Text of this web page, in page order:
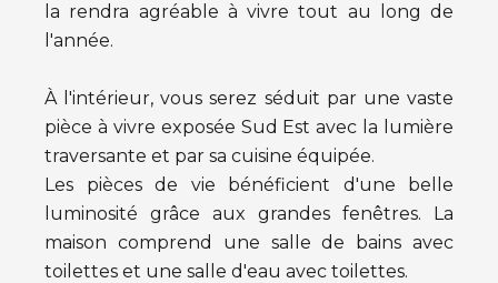
la rendra agréable à vivre tout au long de
l'année.
À l'intérieur, vous serez séduit par une vaste
pièce à vivre exposée Sud Est avec la lumière
traversante et par sa cuisine équipée.
Les pièces de vie bénéficient d'une belle
luminosité grâce aux grandes fenêtres. La
maison comprend une salle de bains avec
toilettes et une salle d'eau avec toilettes.